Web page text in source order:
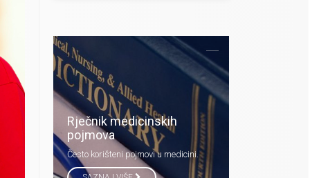
Rječnik medicinskih
pojmova
Često korišteni pojmovi u medicini.